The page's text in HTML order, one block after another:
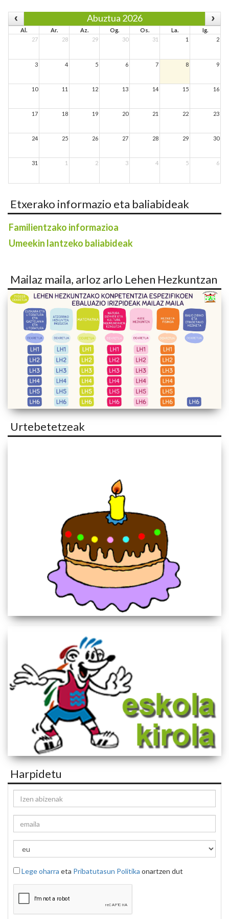
Abuztua 2026
Al. Ar. Az. Og. Os. La.
Ig.
27
28 29 30 31 1 2
3 4 5 6 7 8 9
10 11 12 13 14 15 16
17 18 19 20 21 22 23
24 25 26 27 28 29 30
31 1 2 3 4 5 6
Etxerako informazio eta baliabideak
Familientzako informazioa
Umeekin lantzeko baliabideak
Mailaz maila, arloz arlo Lehen Hezkuntzan
Urtebetetzeak
Harpidetu
Lege oharra eta Pribatutasun Politika onartzen dut